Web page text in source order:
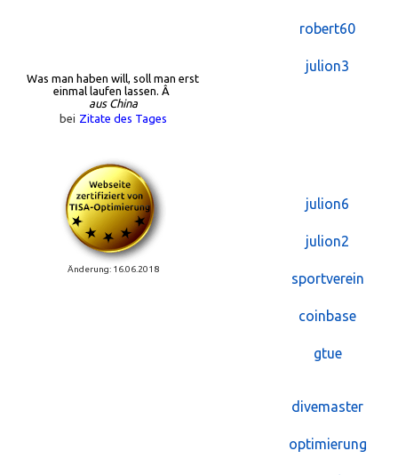
Was man haben will, soll man erst
einmal laufen lassen. Â
aus China
bei Zitate des Tages
Änderung: 16.06.2018
robert60
julion3
julion6
julion2
sportverein
coinbase
gtue
divemaster
optimierung